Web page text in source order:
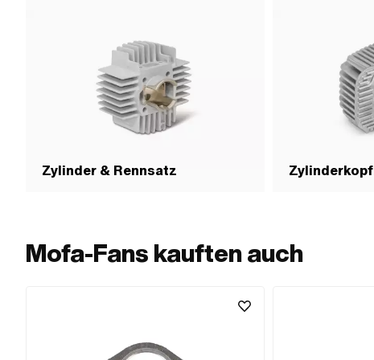
Zylinder & Rennsatz Zylinderkopf
Mofa-Fans kauften auch